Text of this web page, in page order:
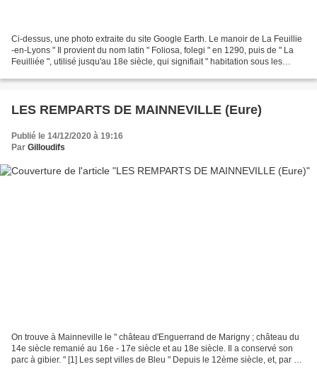
Ci-dessus, une photo extraite du site Google Earth. Le manoir de La Feuillie
-en-Lyons " Il provient du nom latin " Foliosa, folegi " en 1290, puis de " La
Feuilliée ", utilisé jusqu'au 18e siècle, qui signifiait " habitation sous les
LES REMPARTS DE MAINNEVILLE (Eure)
Publié le 14/12/2020 à 19:16
Par Gilloudifs
On trouve à Mainneville le " château d'Enguerrand de Marigny ; château du
14e siècle remanié au 16e - 17e siècle et au 18e siècle. Il a conservé son
parc à gibier. " [1] Les sept villes de Bleu " Depuis le 12ème siècle, et, par un